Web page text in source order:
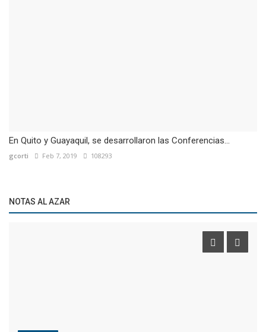
En Quito y Guayaquil, se desarrollaron las Conferencias...
gcorti Feb 7, 2019 108293
NOTAS AL AZAR